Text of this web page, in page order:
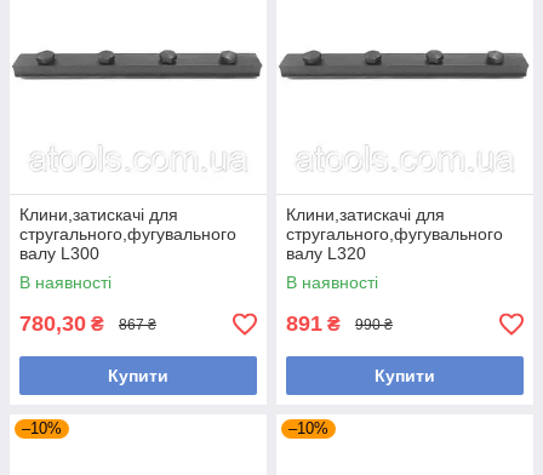
Клини,затискачі для
стругального,фугувального
валу L300
В наявності
780,30 ₴ 867 ₴
Купити
Клини,затискачі для
стругального,фугувального
валу L320
В наявності
891 ₴ 990 ₴
Купити
–10% –10%